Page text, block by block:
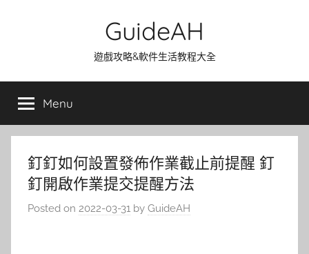
GuideAH
遊戲攻略&軟件生活教程大全
Menu
釘釘如何設置發佈作業截止前提醒 釘
釘開啟作業提交提醒方法
Posted on 2022-03-31 by GuideAH